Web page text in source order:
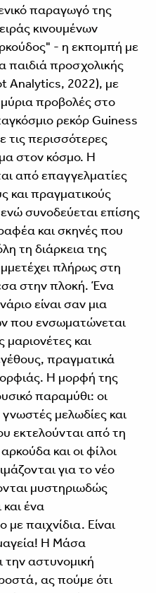
παραγωγό της
κινουμένων
- η εκπομπή με
παιδιά προσχολικής
Analytics, 2022), με
προβολές στο
ρεκόρ Guiness
τις περισσότερες
στον κόσμο. Η
από επαγγελματίες
και πραγματικούς
συνοδεύεται επίσης
και σκηνές που
τη διάρκεια της
πλήρως στη
στην πλοκή. Ένα
είναι σαν μια
που ενσωματώνεται
και
πραγματικά
Η μορφή της
παραμύθι: οι
μελωδίες και
εκτελούνται από τη
και οι φίλοι
για το νέο
μυστηριωδώς
ένα
με παιχνίδια. Είναι
Η Μάσα
την αστυνομική
ας πούμε ότι